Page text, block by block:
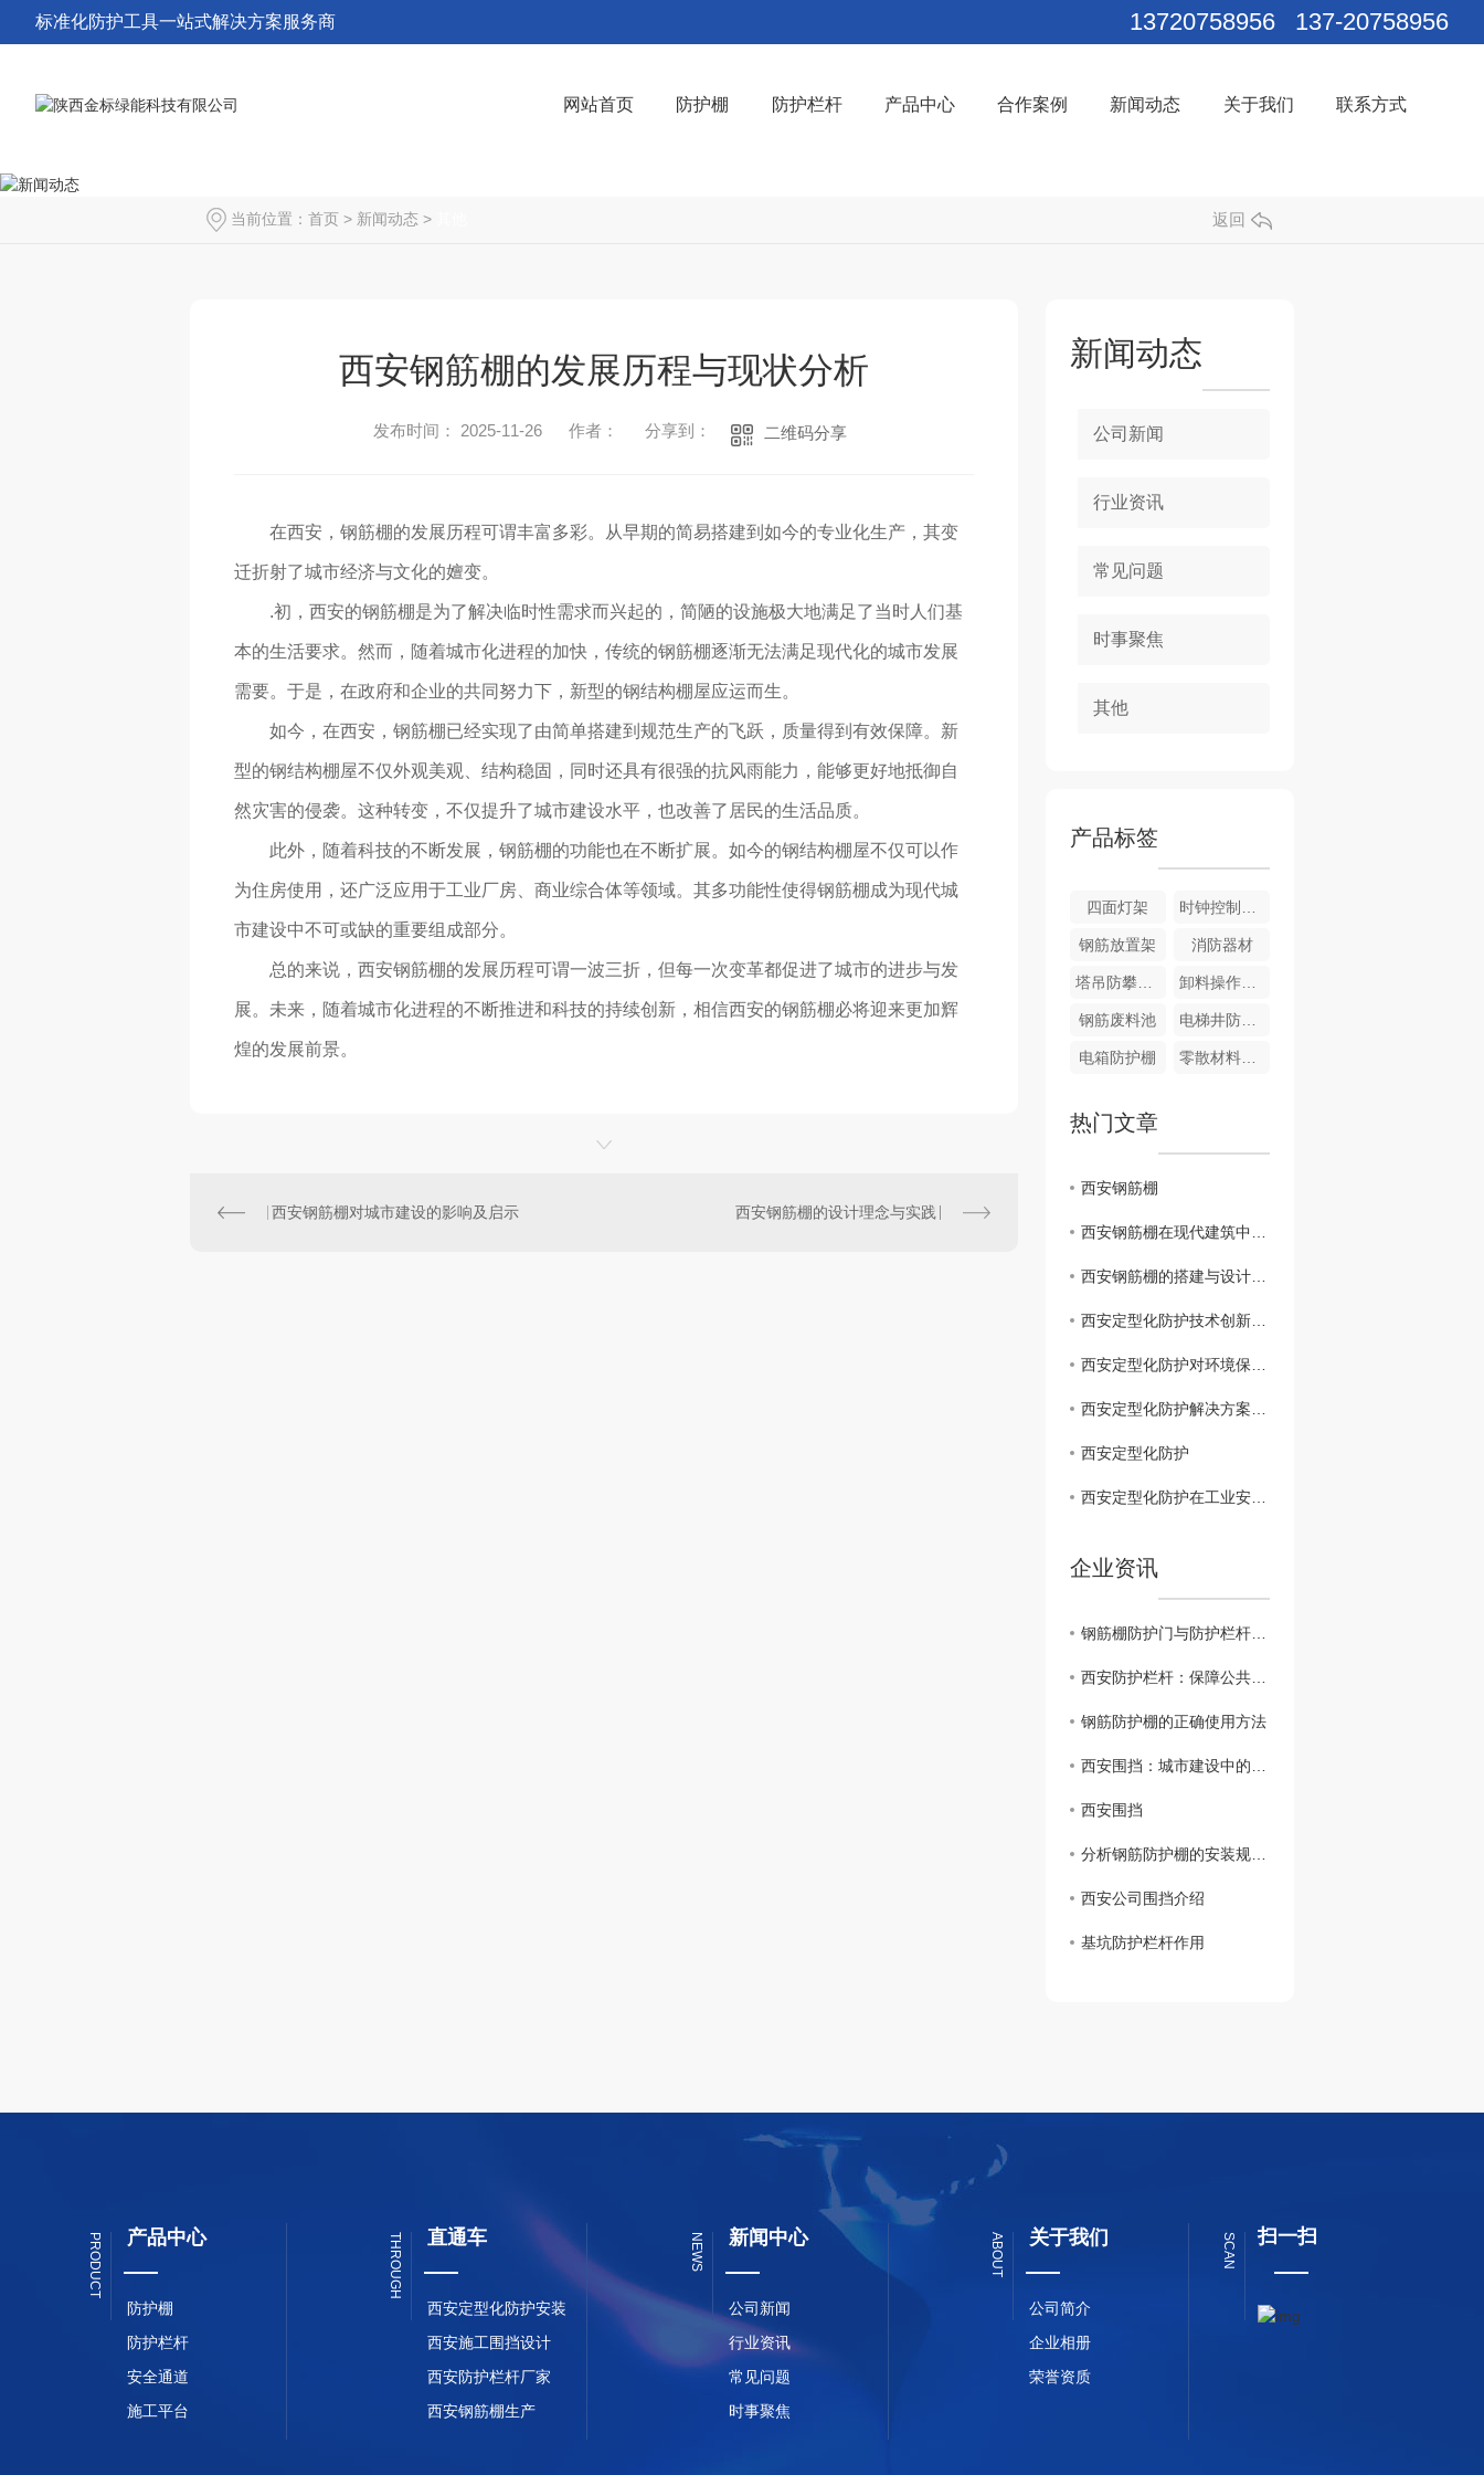
标准化防护工具一站式解决方案服务商 13720758956 137-20758956
网站首页 防护棚 防护栏杆 产品中心 合作案例 新闻动态 关于我们 联系方式
当前位置： 首页 > 新闻动态 > 返回
西安钢筋棚的发展历程与现状分析
发布时间： 2025-11-26 作者： 分享到： 二维码分享
在西安，钢筋棚的发展历程可谓丰富多彩。从早期的简易搭建到如今的专业化生产，其变
迁折射了城市经济与文化的嬗变。
.初，西安的钢筋棚是为了解决临时性需求而兴起的，简陋的设施极大地满足了当时人们基
本的生活要求。然而，随着城市化进程的加快，传统的钢筋棚逐渐无法满足现代化的城市发展
需要。于是，在政府和企业的共同努力下，新型的钢结构棚屋应运而生。
如今，在西安，钢筋棚已经实现了由简单搭建到规范生产的飞跃，质量得到有效保障。新
型的钢结构棚屋不仅外观美观、结构稳固，同时还具有很强的抗风雨能力，能够更好地抵御自
然灾害的侵袭。这种转变，不仅提升了城市建设水平，也改善了居民的生活品质。
此外，随着科技的不断发展，钢筋棚的功能也在不断扩展。如今的钢结构棚屋不仅可以作
为住房使用，还广泛应用于工业厂房、商业综合体等领域。其多功能性使得钢筋棚成为现代城
市建设中不可或缺的重要组成部分。
总的来说，西安钢筋棚的发展历程可谓一波三折，但每一次变革都促进了城市的进步与发
展。未来，随着城市化进程的不断推进和科技的持续创新，相信西安的钢筋棚必将迎来更加辉
煌的发展前景。
西安钢筋棚对城市建设的影响及启示 西安钢筋棚的设计理念与实践
新闻动态
公司新闻
行业资讯
常见问题
时事聚焦
其他
产品标签
四面灯架 时钟控制镝灯架
钢筋放置架 消防器材
塔吊防攀爬装置 卸料操作平台
钢筋废料池 电梯井防护平台
电箱防护棚 零散材料吊笼
热门文章
西安钢筋棚
西安钢筋棚在现代建筑中的应用探究
西安钢筋棚的搭建与设计技巧
西安定型化防护技术创新趋势研究
西安定型化防护对环境保护的重要性分析
西安定型化防护解决方案及应用案例分享
西安定型化防护
西安定型化防护在工业安全中的作用探讨
企业资讯
钢筋棚防护门与防护栏杆：构筑安全防线的关键屏障！
西安防护栏杆：保障公共安全的设施
钢筋防护棚的正确使用方法
西安围挡：城市建设中的重要防护措施
西安围挡
分析钢筋防护棚的安装规范和设计标准
西安公司围挡介绍
基坑防护栏杆作用
产品中心
PRODUCT
防护棚
防护栏杆
安全通道
施工平台
直通车
THROUGH
西安定型化防护安装
西安施工围挡设计
西安防护栏杆厂家
西安钢筋棚生产
新闻中心
NEWS
公司新闻
行业资讯
常见问题
时事聚焦
关于我们
ABOUT
公司简介
企业相册
荣誉资质
扫一扫
SCAN